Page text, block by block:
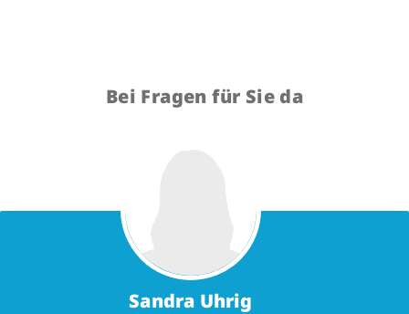
Bei Fragen für Sie da
Sandra Uhrig